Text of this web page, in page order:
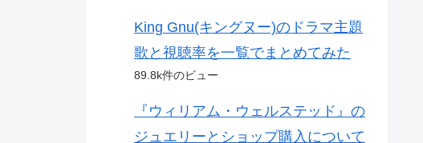
King Gnu(キングヌー)のドラマ主題
歌と視聴率を一覧でまとめてみた
89.8k件のビュー
『ウィリアム・ウェルステッド』の
ジュエリーとショップ購入について